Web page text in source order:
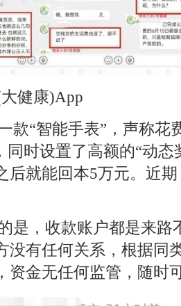
健康)App
款“智能手表”，声称花
同时设置了高额的“动
后就能回本5万元。近
是，收款账户都是来路
没有任何关系，根据同
资金无任何监管，随时